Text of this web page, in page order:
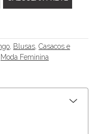
, Blusas, Casacos e
Moda Feminina